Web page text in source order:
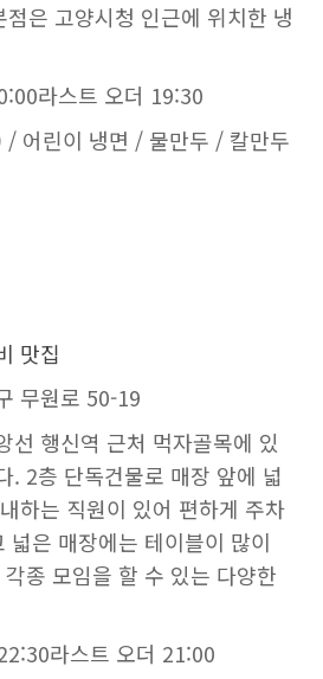
은 고양시청 인근에 위치한 냉
라스트 오더 19:30
/ 어린이 냉면 / 물만두 / 칼만두
맛집
무원로 50-19
선 행신역 근처 먹자골목에 있
. 2층 단독건물로 매장 앞에 넓
하는 직원이 있어 편하게 주차
넓은 매장에는 테이블이 많이
종 모임을 할 수 있는 다양한
라스트 오더 21:00